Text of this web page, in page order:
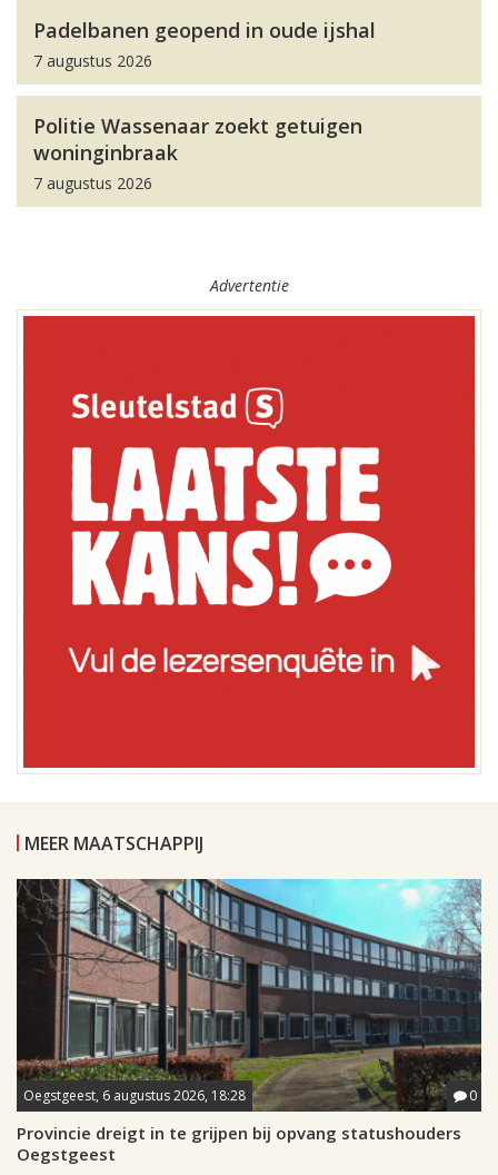
Padelbanen geopend in oude ijshal
7 augustus 2026
Politie Wassenaar zoekt getuigen
woninginbraak
7 augustus 2026
Advertentie
MEER MAATSCHAPPIJ
Oegstgeest, 6 augustus 2026, 18:28 0
Provincie dreigt in te grijpen bij opvang statushouders
Oegstgeest